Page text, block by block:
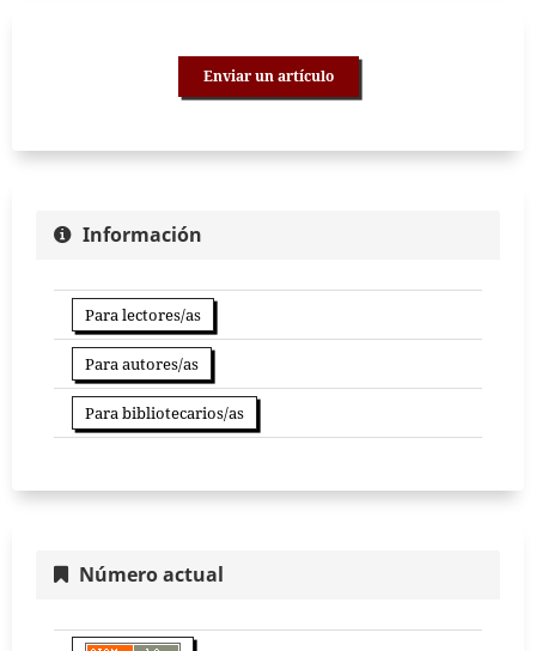
Enviar un artículo
Información
Para lectores/as
Para autores/as
Para bibliotecarios/as
Número actual